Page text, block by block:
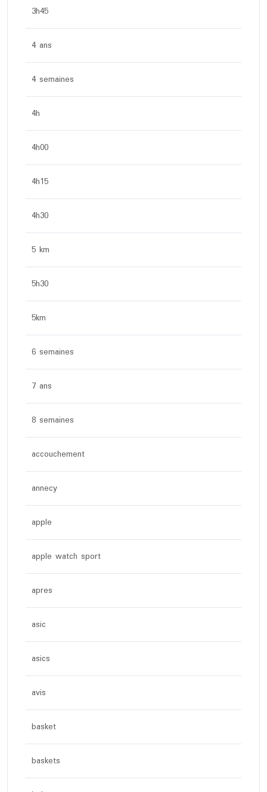
3h45
4 ans
4 semaines
4h
4h00
4h15
4h30
5 km
5h30
5km
6 semaines
7 ans
8 semaines
accouchement
annecy
apple
apple watch sport
apres
asic
asics
avis
basket
baskets